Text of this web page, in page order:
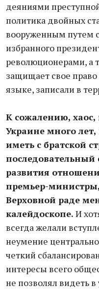
деяниями
политика двойных
вооруженным путем
избранного
революционерами, а
защищает свое право
языке, записали в
К сожалению,
Украине много лет,
иметь с братской
последовательный
развития
премьер-
Верховной раде
калейдоскопе. И
всегда желали
неумение
четкий
интересы всего
не позволял видеть